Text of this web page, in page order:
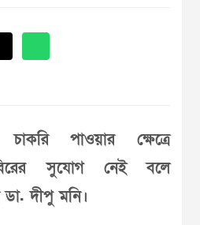
পাওয়ার ক্ষেত্রে
সুযোগ নেই বলে
ডা. দীপু মনি।